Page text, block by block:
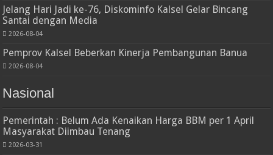
Jelang Hari Jadi ke-76, Diskominfo Kalsel Gelar Bincang
Santai dengan Media
2026-08-04
Pemprov Kalsel Beberkan Kinerja Pembangunan Banua
2026-08-04
Nasional
Pemerintah : Belum Ada Kenaikan Harga BBM per 1 April
Masyarakat Diimbau Tenang
2026-03-31